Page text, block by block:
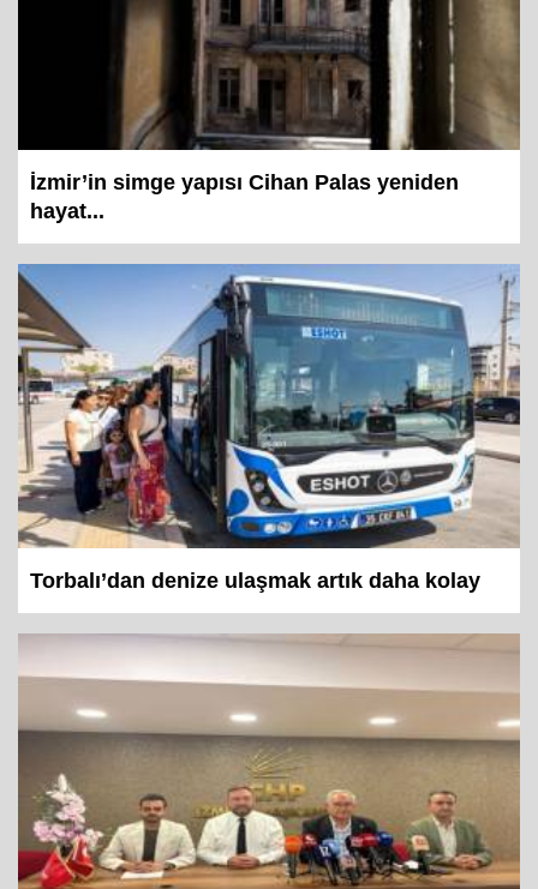
İzmir’in simge yapısı Cihan Palas yeniden
hayat...
Torbalı’dan denize ulaşmak artık daha kolay